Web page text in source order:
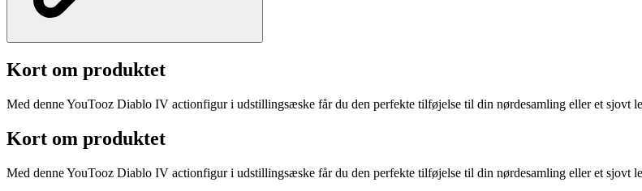
Kort om produktet
Med denne YouTooz Diablo IV actionfigur i udstillingsæske får du den perfekte tilføjelse til din nørdesamling eller et sjovt
Kort om produktet
Med denne YouTooz Diablo IV actionfigur i udstillingsæske får du den perfekte tilføjelse til din nørdesamling eller et sjovt